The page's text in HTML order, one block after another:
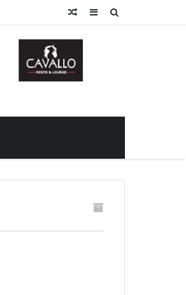
Sidebar
Random